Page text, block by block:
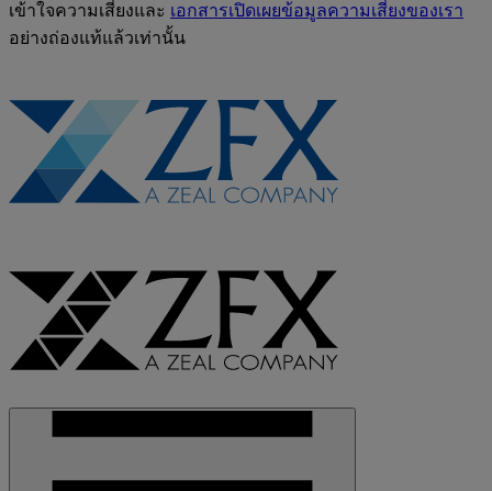
เข้าใจความเสี่ยงและ เอกสารเปิดเผยข้อมูลความเสี่ยงของเรา
อย่างถ่องแท้แล้วเท่านั้น